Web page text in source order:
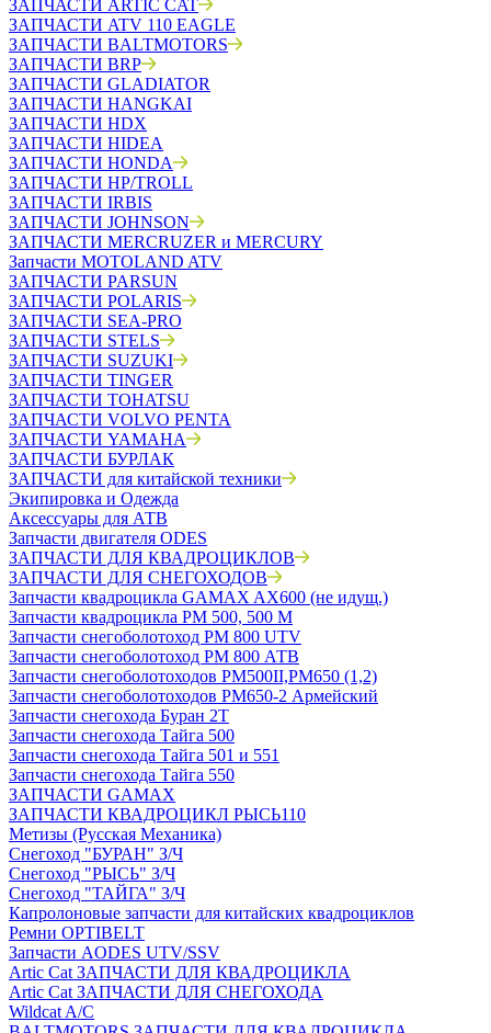
ЗАПЧАСТИ ARTIC CAT
ЗАПЧАСТИ ATV 110 EAGLE
ЗАПЧАСТИ BALTMOTORS
ЗАПЧАСТИ BRP
ЗАПЧАСТИ GLADIATOR
ЗАПЧАСТИ HANGKAI
ЗАПЧАСТИ HDX
ЗАПЧАСТИ HIDEA
ЗАПЧАСТИ HONDA
ЗАПЧАСТИ HP/TROLL
ЗАПЧАСТИ IRBIS
ЗАПЧАСТИ JOHNSON
ЗАПЧАСТИ MERCRUZER и MERCURY
Запчасти MOTOLAND ATV
ЗАПЧАСТИ PARSUN
ЗАПЧАСТИ POLARIS
ЗАПЧАСТИ SEA-PRO
ЗАПЧАСТИ STELS
ЗАПЧАСТИ SUZUKI
ЗАПЧАСТИ TINGER
ЗАПЧАСТИ TOHATSU
ЗАПЧАСТИ VOLVO PENTA
ЗАПЧАСТИ YAMAHA
ЗАПЧАСТИ БУРЛАК
ЗАПЧАСТИ для китайской техники
Экипировка и Одежда
Аксессуары для АТВ
Запчасти двигателя ODES
ЗАПЧАСТИ ДЛЯ КВАДРОЦИКЛОВ
ЗАПЧАСТИ ДЛЯ СНЕГОХОДОВ
Запчасти квадроцикла GAMAX AX600 (не идущ.)
Запчасти квадроцикла РМ 500, 500 М
Запчасти снегоболотоход РМ 800 UTV
Запчасти снегоболотоход РМ 800 АТВ
Запчасти снегоболотоходов РМ500II,РМ650 (1,2)
Запчасти снегоболотоходов РМ650-2 Армейский
Запчасти снегохода Буран 2Т
Запчасти снегохода Тайга 500
Запчасти снегохода Тайга 501 и 551
Запчасти снегохода Тайга 550
ЗАПЧАСТИ GAMAX
ЗАПЧАСТИ КВАДРОЦИКЛ РЫСЬ110
Метизы (Русская Механика)
Снегоход "БУРАН" З/Ч
Снегоход "РЫСЬ" З/Ч
Снегоход "ТАЙГА" З/Ч
Капролоновые запчасти для китайских квадроциклов
Ремни OPTIBELT
Запчасти AODES UTV/SSV
Artic Cat ЗАПЧАСТИ ДЛЯ КВАДРОЦИКЛА
Artic Cat ЗАПЧАСТИ ДЛЯ СНЕГОХОДА
Wildcat A/C